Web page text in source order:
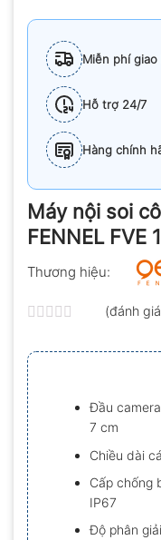
Miễn phí giao
Hỗ trợ 24/7
Hàng chính
Máy nội soi
FENNEL FVE
Thương hiệu:
xếp
hạng
0.0
5
sao
(đánh
Đầu
7 cm
Chiều dài
Cấp chống
IP67
Độ phân